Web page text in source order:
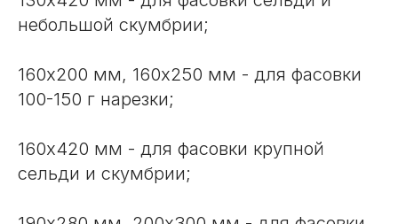
небольшой скумбрии;
160х200 мм, 160х250 мм - для фасовки
100-150 г нарезки;
160х420 мм - для фасовки крупной
сельди и скумбрии;